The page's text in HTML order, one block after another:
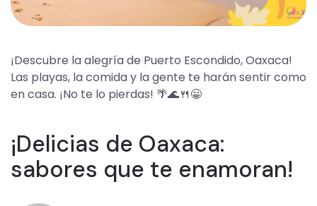
¡Descubre la alegría de Puerto Escondido, Oaxaca!
Las playas, la comida y la gente te harán sentir como
en casa. ¡No te lo pierdas! 🌴🌊🍴😀
¡Delicias de Oaxaca:
sabores que te enamoran!